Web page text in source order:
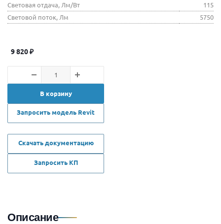
Световая отдача, Лм/Вт
115
Световой поток, Лм
5750
9 820₽
В корзину
Запросить модель Revit
Скачать документацию
Запросить КП
Описание